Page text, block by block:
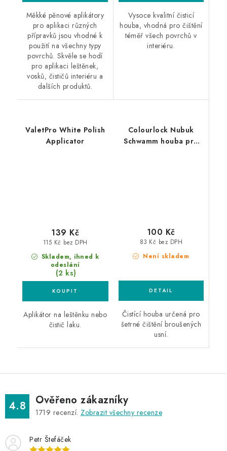
Měkké pěnové aplikátory
pro aplikaci různých
přípravků jsou vhodné k
použití na všechny typy
povrchů. Skvěle se hodí
pro aplikaci leštěnek,
vosků, čističů interiéru a
dalších produktů.
Vysoce kvalitní čisticí
houba, vhodná pro čištění
téměř všech povrchů v
interiéru.
ValetPro White Polish
Applicator
Skladem, ihned k
odeslání
(2 ks)
115 Kč bez DPH
139 Kč
Aplikátor na leštěnku nebo
čistič laku.
Colourlock Nubuk
Schwamm houba pro
Není skladem
83 Kč bez DPH
100 Kč
Čistící houba určená pro
šetrné čištění broušených
usní.
4.8 Ověřeno zákazníky
1719 recenzí. Zobrazit všechny recenze
Petr Štefáček